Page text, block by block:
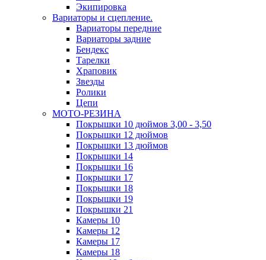
Экипировка
Вариаторы и сцепление.
Вариаторы передние
Вариаторы задние
Бендекс
Тарелки
Храповик
Звезды
Ролики
Цепи
МОТО-РЕЗИНА
Покрышки 10 дюймов 3,00 - 3,50
Покрышки 12 дюймов
Покрышки 13 дюймов
Покрышки 14
Покрышки 16
Покрышки 17
Покрышки 18
Покрышки 19
Покрышки 21
Камеры 10
Камеры 12
Камеры 17
Камеры 18